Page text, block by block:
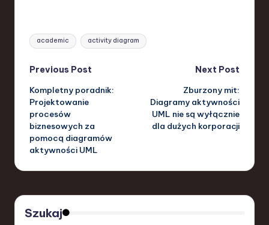
Tags:
academic activity diagram
Post
navigation
Previous Post
Kompletny poradnik:
Projektowanie
procesów
biznesowych za
pomocą diagramów
aktywności UML
Next Post
Zburzony mit:
Diagramy aktywności
UML nie są wyłącznie
dla dużych korporacji
Szukaj